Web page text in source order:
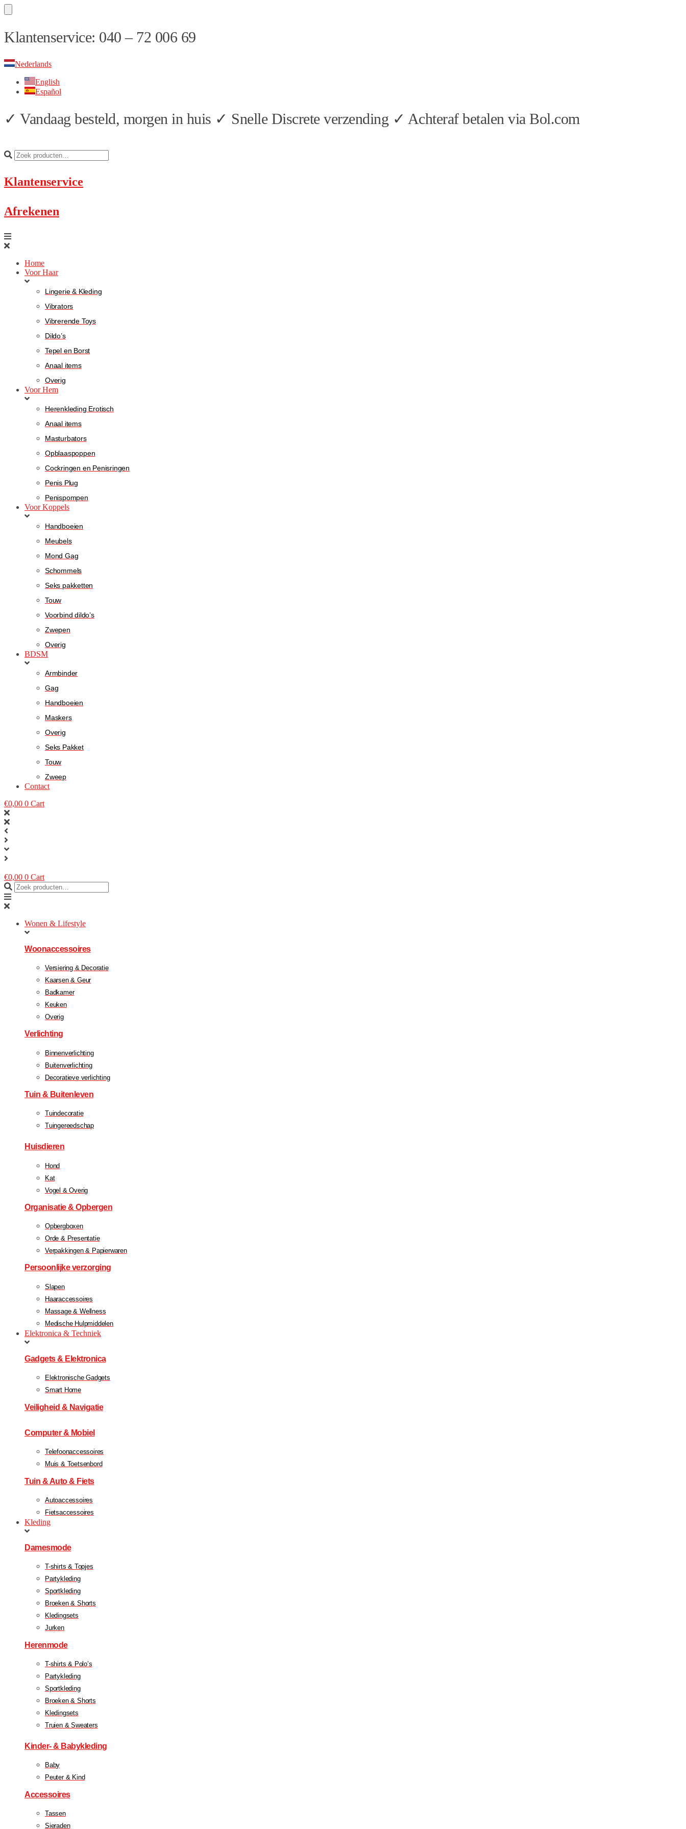
Skip
to
Skip
to
Klantenservice: 040 – 72 006 69
Nederlands
English
Español
✓ Vandaag besteld, morgen in huis ✓ Snelle Discrete verzending ✓ Achteraf betalen via Bol.com
Klantenservice
Afrekenen
Home
Voor Haar
Lingerie & Kleding
Vibrators
Vibrerende Toys
Dildo’s
Tepel en Borst
Anaal items
Overig
Voor Hem
Herenkleding Erotisch
Anaal items
Masturbators
Opblaaspoppen
Cockringen en Penisringen
Penis Plug
Penispompen
Voor Koppels
Handboeien
Meubels
Mond Gag
Schommels
Seks pakketten
Touw
Voorbind dildo’s
Zwepen
Overig
BDSM
Armbinder
Gag
Handboeien
Maskers
Overig
Seks Pakket
Touw
Zweep
Contact
€0,00 0 Cart
€0,00 0 Cart
Wonen & Lifestyle
Woonaccessoires
Versiering & Decoratie
Kaarsen & Geur
Badkamer
Keuken
Overig
Verlichting
Binnenverlichting
Buitenverlichting
Decoratieve verlichting
Tuin & Buitenleven
Tuindecoratie
Tuingereedschap
Huisdieren
Hond
Kat
Vogel & Overig
Organisatie & Opbergen
Opbergboxen
Orde & Presentatie
Verpakkingen & Papierwaren
Persoonlijke verzorging
Slapen
Haaraccessoires
Massage & Wellness
Medische Hulpmiddelen
Elektronica & Techniek
Gadgets & Elektronica
Elektronische Gadgets
Smart Home
Veiligheid & Navigatie
Computer & Mobiel
Telefoonaccessoires
Muis & Toetsenbord
Tuin & Auto & Fiets
Autoaccessoires
Fietsaccessoires
Kleding
Damesmode
T-shirts & Topjes
Partykleding
Sportkleding
Broeken & Shorts
Kledingsets
Jurken
Herenmode
T-shirts & Polo’s
Partykleding
Sportkleding
Broeken & Shorts
Kledingsets
Truien & Sweaters
Kinder- & Babykleding
Baby
Peuter & Kind
Accessoires
Tassen
Sieraden